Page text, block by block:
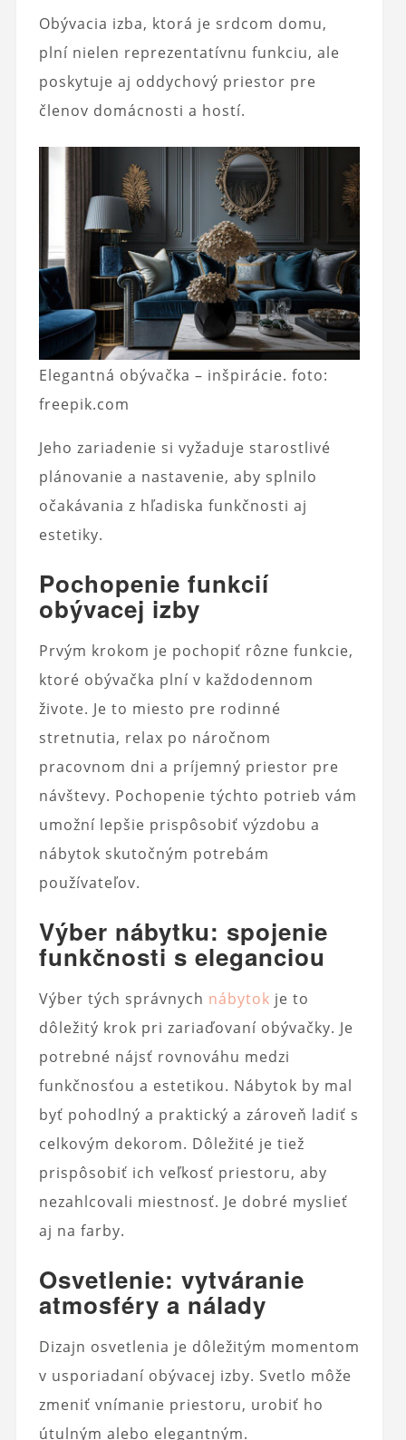
Obývacia izba, ktorá je srdcom domu,
plní nielen reprezentatívnu funkciu, ale
poskytuje aj oddychový priestor pre
členov domácnosti a hostí.
Elegantná obývačka – inšpirácie. foto:
freepik.com
Jeho zariadenie si vyžaduje starostlivé
plánovanie a nastavenie, aby splnilo
očakávania z hľadiska funkčnosti aj
estetiky.
Pochopenie funkcií
obývacej izby
Prvým krokom je pochopiť rôzne funkcie,
ktoré obývačka plní v každodennom
živote. Je to miesto pre rodinné
stretnutia, relax po náročnom
pracovnom dni a príjemný priestor pre
návštevy. Pochopenie týchto potrieb vám
umožní lepšie prispôsobiť výzdobu a
nábytok skutočným potrebám
používateľov.
Výber nábytku: spojenie
funkčnosti s eleganciou
Výber tých správnych nábytok je to
dôležitý krok pri zariaďovaní obývačky. Je
potrebné nájsť rovnováhu medzi
funkčnosťou a estetikou. Nábytok by mal
byť pohodlný a praktický a zároveň ladiť s
celkovým dekorom. Dôležité je tiež
prispôsobiť ich veľkosť priestoru, aby
nezahlcovali miestnosť. Je dobré myslieť
aj na farby.
Osvetlenie: vytváranie
atmosféry a nálady
Dizajn osvetlenia je dôležitým momentom
v usporiadaní obývacej izby. Svetlo môže
zmeniť vnímanie priestoru, urobiť ho
útulným alebo elegantným.